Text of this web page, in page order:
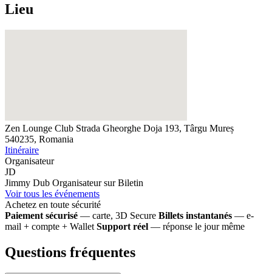
Lieu
Zen Lounge Club Strada Gheorghe Doja 193, Târgu Mureș
540235, Romania
Itinéraire
Organisateur
JD
Jimmy Dub Organisateur sur Biletin
Voir tous les événements
Achetez en toute sécurité
Paiement sécurisé — carte, 3D Secure Billets instantanés — e-
mail + compte + Wallet Support réel — réponse le jour même
Questions fréquentes